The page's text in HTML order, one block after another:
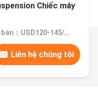
Chiếc máy
Giá bán：USD120-145/PC
Liên hệ chúng tôi